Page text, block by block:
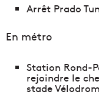
Arrêt Prado
En métro
Station Rond-
rejoindre le
stade